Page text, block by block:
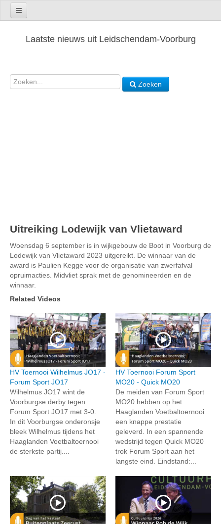
Laatste nieuws uit Leidschendam-Voorburg
Zoeken
Uitreiking Lodewijk van Vlietaward
Woensdag 6 september is in wijkgebouw de Boot in Voorburg de
Lodewijk van Vlietaward 2023 uitgereikt. De winnaar van de
award is Paulien Kegge voor de organisatie van zwerfafval
opruimacties. Midvliet sprak met de genomineerden en de
winnaar.
Related Videos
HV Toernooi Wilhelmus JO17 -
Forum Sport JO17
Wilhelmus JO17 wint de
Voorburgse derby tegen
Forum Sport JO17 met 3-0.
In dit Voorburgse onderonsje
bleek Wilhelmus tijdens het
Haaglanden Voetbaltoernooi
de sterkste partij....
HV Toernooi Forum Sport
MO20 - Quick MO20
De meiden van Forum Sport
MO20 hebben op het
Haaglanden Voetbaltoernooi
een knappe prestatie
geleverd. In een spannende
wedstrijd tegen Quick MO20
trok Forum Sport aan het
langste eind. Eindstand:...